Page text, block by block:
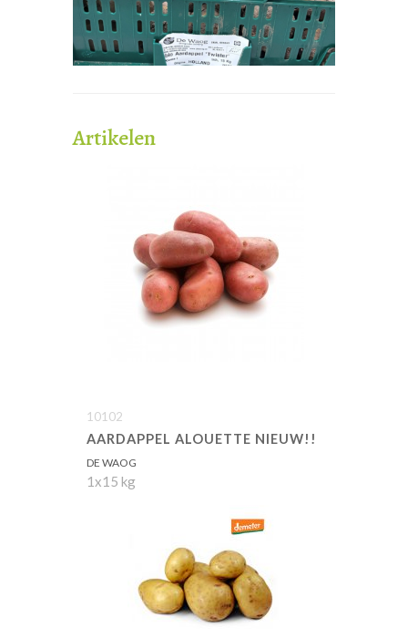
Artikelen
10102
AARDAPPEL ALOUETTE NIEUW!!
DE WAOG
1x15 kg